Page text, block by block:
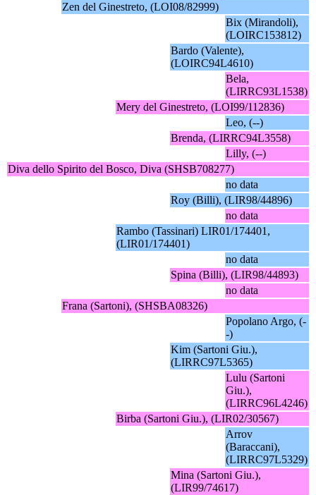
Zen del Ginestreto, (LOI08/82999)
Bix (Mirandoli),
(LOIRC153812)
Bardo (Valente),
(LOIRC94L4610)
Bela,
(LIRRC93L1538)
Mery del Ginestreto, (LOI99/112836)
Leo, (--)
Brenda, (LIRRC94L3558)
Lilly, (--)
Diva dello Spirito del Bosco, Diva (SHSB708277)
no data
Roy (Billi), (LIR98/44896)
no data
Rambo (Tassinari) LIR01/174401,
(LIR01/174401)
no data
Spina (Billi), (LIR98/44893)
no data
Frana (Sartoni), (SHSBA08326)
Popolano Argo, (-
-)
Kim (Sartoni Giu.),
(LIRRC97L5365)
Lulu (Sartoni
Giu.),
(LIRRC96L4246)
Birba (Sartoni Giu.), (LIR02/30567)
Arrov
(Baraccani),
(LIRRC97L5329)
Mina (Sartoni Giu.),
(LIR99/74617)